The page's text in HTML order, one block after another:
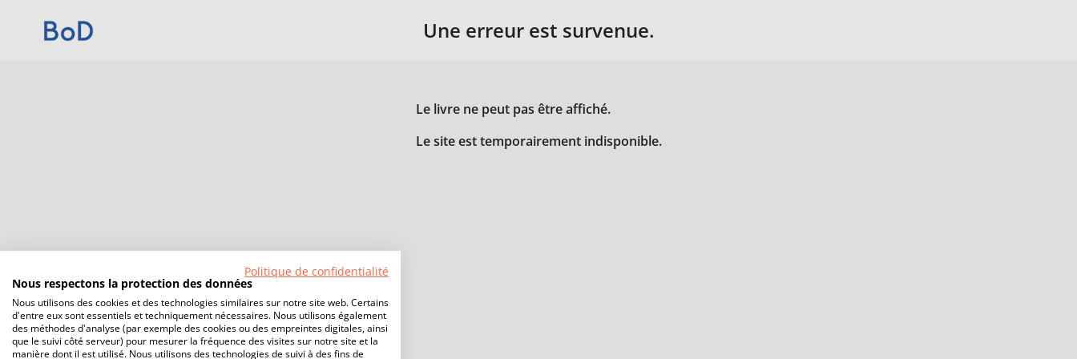
Une erreur est survenue.
Le livre ne peut pas être affiché.
Le site est temporairement indisponible.
Politique de confidentialité
Nous respectons la protection des données
Nous utilisons des cookies et des technologies similaires sur notre site web. Certains
d'entre eux sont essentiels et techniquement nécessaires. Nous utilisons également
des méthodes d'analyse (par exemple des cookies ou des empreintes digitales, ainsi
que le suivi côté serveur) pour mesurer la fréquence des visites sur notre site et la
manière dont il est utilisé. Nous utilisons des technologies de suivi à des fins de